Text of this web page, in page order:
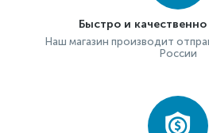
Быстро и
Наш магазин производит
России